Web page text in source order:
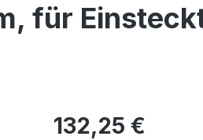
für
Regulärer Preis:
132,25 €